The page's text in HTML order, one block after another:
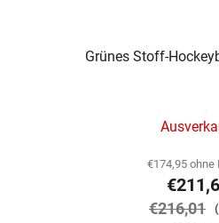
Grünes Stoff-
€174,95 ohne
€216,01